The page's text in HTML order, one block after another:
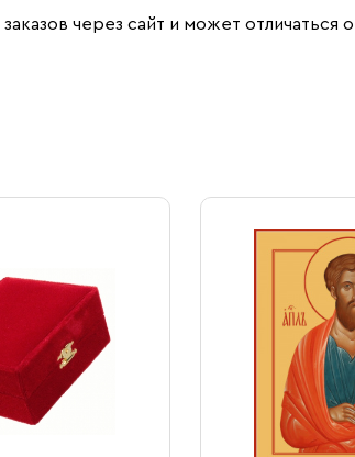
через сайт и может отличаться